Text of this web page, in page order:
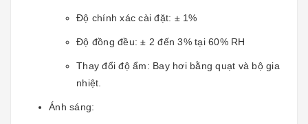
Độ chính xác cài đặt: ± 1%
Độ đồng đều: ± 2 đến 3% tại 60% RH
Thay đổi độ ẩm: Bay hơi bằng quạt và bộ gia
nhiệt.
Ánh sáng: